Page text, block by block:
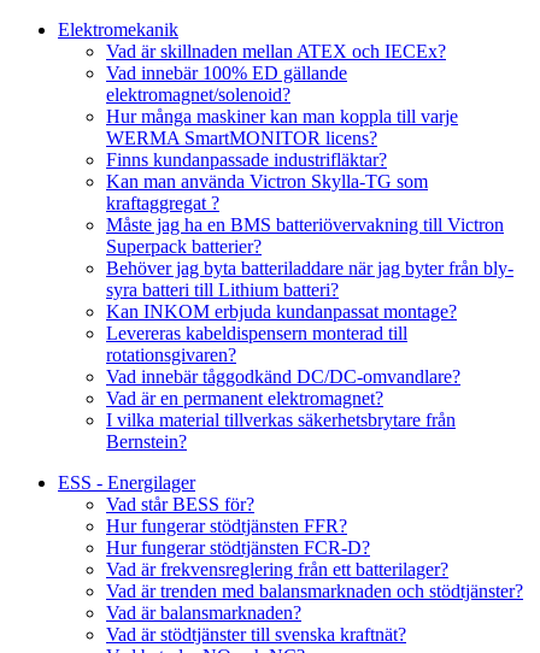
Elektromekanik
Vad är skillnaden mellan ATEX och IECEx?
Vad innebär 100% ED gällande
elektromagnet/solenoid?
Hur många maskiner kan man koppla till varje
WERMA SmartMONITOR licens?
Finns kundanpassade industrifläktar?
Kan man använda Victron Skylla-TG som
kraftaggregat ?
Måste jag ha en BMS batteriövervakning till Victron
Superpack batterier?
Behöver jag byta batteriladdare när jag byter från bly-
syra batteri till Lithium batteri?
Kan INKOM erbjuda kundanpassat montage?
Levereras kabeldispensern monterad till
rotationsgivaren?
Vad innebär tåggodkänd DC/DC-omvandlare?
Vad är en permanent elektromagnet?
I vilka material tillverkas säkerhetsbrytare från
Bernstein?
ESS - Energilager
Vad står BESS för?
Hur fungerar stödtjänsten FFR?
Hur fungerar stödtjänsten FCR-D?
Vad är frekvensreglering från ett batterilager?
Vad är trenden med balansmarknaden och stödtjänster?
Vad är balansmarknaden?
Vad är stödtjänster till svenska kraftnät?